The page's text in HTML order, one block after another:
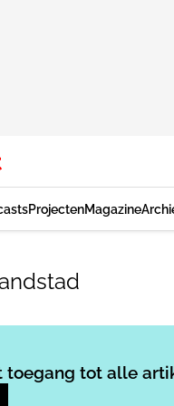
ProjectenMagazine
toegang tot alle